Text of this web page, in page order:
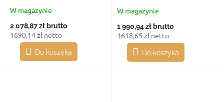
W magazynie
2 078,87 zł brutto
1690,14 zł netto
Do koszyka
W magazynie
1 990,94 złbrutto
1618,65 zł netto
Do koszyka